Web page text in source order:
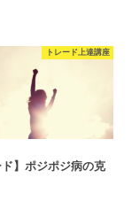
トレード上達講座
ド】ポジポジ病の克